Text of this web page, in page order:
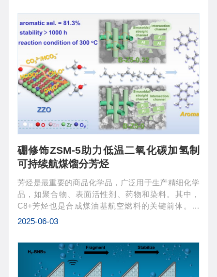
学品与液体燃料，或通过醇喷路线制...
硼修饰ZSM-5助力低温二氧化碳加氢制
可持续航煤馏分芳烃
芳烃是最重要的商品化学品，广泛用于生产精细化学
品，如聚合物、表面活性剂、药物和染料。其中，
C8+芳烃也是合成煤油基航空燃料的关键前体。因
此，使用CO2与绿色氢气反应产生芳烃不仅有助于减
供可持续航空燃料，从而实现可持续的清...
2025-06-03